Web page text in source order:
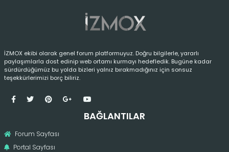
İZMOX ekibi olarak genel forum platformuyuz. Doğru bilgilerle, yararlı
paylaşımlarla dost edinip web ortamı kurmayı hedefledik. Bugüne kadar
sürdürdüğümüz bu yolda bizleri yalnız bırakmadığınız için sonsuz
teşekkürlerimizi borç biliriz.
BAĞLANTILAR
Forum Sayfası
Portal Sayfası